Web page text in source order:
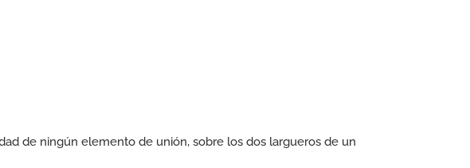
de ningún elemento de unión, sobre los dos largueros de un